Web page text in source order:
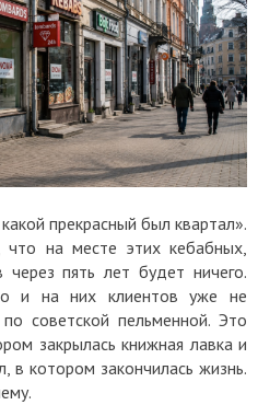
прекрасный был квартал».
на месте этих кебабных,
пять лет будет ничего.
и на них клиентов уже не
советской пельменной. Это
закрылась книжная лавка и
в котором закончилась жизнь.